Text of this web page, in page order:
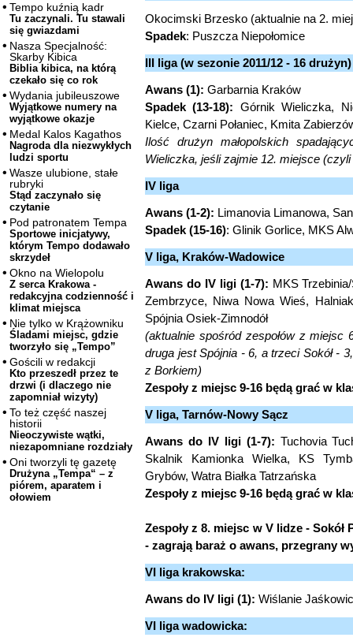
Tempo kuźnią kadr
Tu zaczynali. Tu stawali
się gwiazdami
Nasza Specjalność:
Skarby Kibica
Biblia kibica, na którą
czekało się co rok
Wydania jubileuszowe
Wyjątkowe numery na
wyjątkowe okazje
Medal Kalos Kagathos
Nagroda dla niezwykłych
ludzi sportu
Wasze ulubione, stałe
rubryki
Stąd zaczynało się
czytanie
Pod patronatem Tempa
Sportowe inicjatywy,
którym Tempo dodawało
skrzydeł
Okno na Wielopolu
Z serca Krakowa -
redakcyjna codzienność i
klimat miejsca
Nie tylko w Krążowniku
Śladami miejsc, gdzie
tworzyło się „Tempo”
Gościli w redakcji
Kto przeszedł przez te
drzwi (i dlaczego nie
zapomniał wizyty)
To też część naszej
historii
Nieoczywiste wątki,
niezapomniane rozdziały
Oni tworzyli tę gazetę
Drużyna „Tempa“ – z
piórem, aparatem i
ołowiem
Okocimski Brzesko (aktualnie na 2.
Spadek: Puszcza Niepołomice
III liga (w sezonie 2011/12 - 16 drużyn)
Awans (1): Garbarnia Kraków
Spadek (13-18): Górnik Wieliczka,
Kielce, Czarni Połaniec, Kmita
Ilość drużyn małopolskich
Wieliczka, jeśli zajmie 12. miejsce
IV liga
Awans (1-2): Limanovia Limanowa,
Spadek (15-16): Glinik Gorlice, MKS
V liga, Kraków-Wadowice
Awans do IV ligi (1-7): MKS
Zembrzyce, Niwa Nowa Wieś,
Spójnia Osiek-Zimnodół
(aktualnie spośród zespołów z
druga jest Spójnia - 6, a trzeci Sokół -
z Borkiem)
Zespoły z miejsc 9-16 będą grać w
V liga, Tarnów-Nowy Sącz
Awans do IV ligi (1-7): Tuchovia
Skalnik Kamionka Wielka, KS
Grybów, Watra Białka Tatrzańska
Zespoły z miejsc 9-16 będą grać w
Zespoły z 8. miejsc w V lidze -
- zagrają baraż o awans, przegrany
VI liga krakowska:
Awans do IV ligi (1): Wiślanie
VI liga wadowicka: